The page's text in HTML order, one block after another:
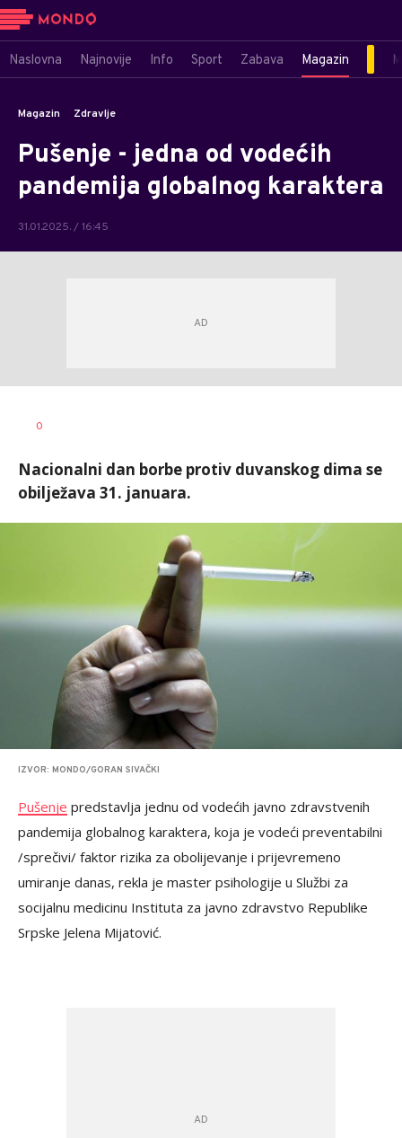
Naslovna Najnovije Info Sport Zabava Magazin
Magazin Zdravlje
Pušenje - jedna od vodećih
pandemija globalnog karaktera
31.01.2025. / 16:45
AUTOR
0
Nacionalni dan borbe protiv duvanskog dima se
obilježava 31. januara.
IZVOR: MONDO/GORAN SIVAČKI
Pušenje predstavlja jednu od vodećih javno zdravstvenih
pandemija globalnog karaktera, koja je vodeći preventabilni
/sprečivi/ faktor rizika za obolijevanje i prijevremeno
umiranje danas, rekla je master psihologije u Službi za
socijalnu medicinu Instituta za javno zdravstvo Republike
Srpske Jelena Mijatović.